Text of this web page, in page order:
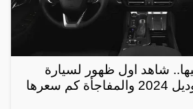
شاهد اول ظهور لسيارة
تويوتا Lexus موديل 2024 والمفاجأة كم سعرها